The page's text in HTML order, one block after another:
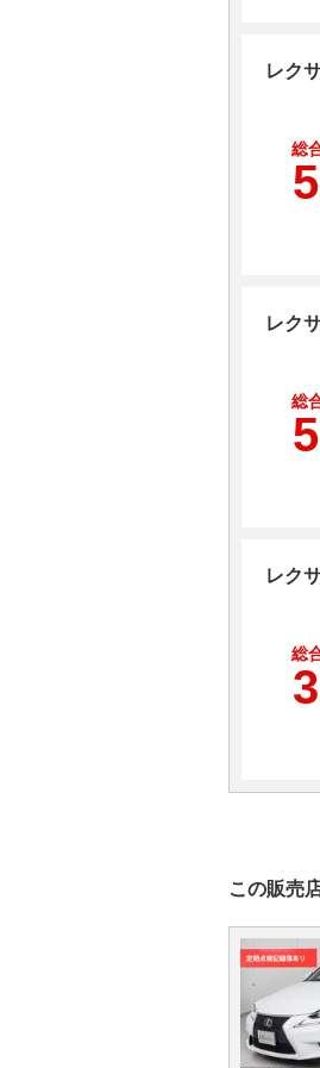
レク
総
レク
総
レク
総
この販売